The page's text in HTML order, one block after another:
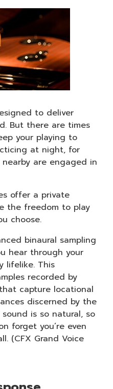
to deliver
But there are times
your playing to
at night, for
are engaged in
offer a private
the freedom to play
choose.
binaural sampling
hear through your
lifelike. This
recorded by
capture locational
discerned by the
is so natural, so
forget you’re even
(CFX Grand Voice